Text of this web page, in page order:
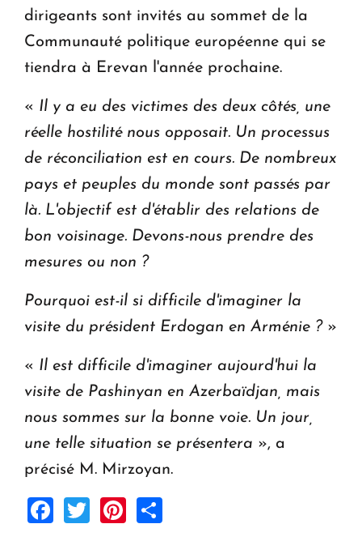
dirigeants sont invités au sommet de la
Communauté politique européenne qui se
tiendra à Erevan l'année prochaine.
« Il y a eu des victimes des deux côtés, une
réelle hostilité nous opposait. Un processus
de réconciliation est en cours. De nombreux
pays et peuples du monde sont passés par
là. L'objectif est d'établir des relations de
bon voisinage. Devons-nous prendre des
mesures ou non ?
Pourquoi est-il si difficile d'imaginer la
visite du président Erdogan en Arménie ? »
« Il est difficile d'imaginer aujourd'hui la
visite de Pashinyan en Azerbaïdjan, mais
nous sommes sur la bonne voie. Un jour,
une telle situation se présentera », a
précisé M. Mirzoyan.
Facebook
TwitterPinterest